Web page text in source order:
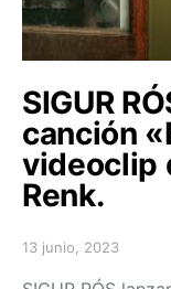
SIGUR
canción
videoclip
Renk.
Posted on
13 junio, 2023